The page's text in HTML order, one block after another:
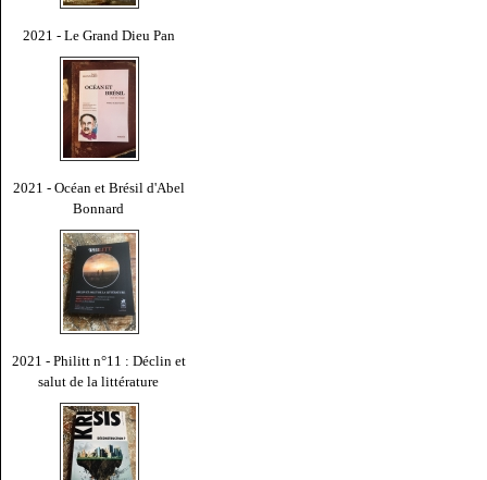
2021 - Le Grand Dieu Pan
2021 - Océan et Brésil d'Abel
Bonnard
2021 - Philitt n°11 : Déclin et
salut de la littérature